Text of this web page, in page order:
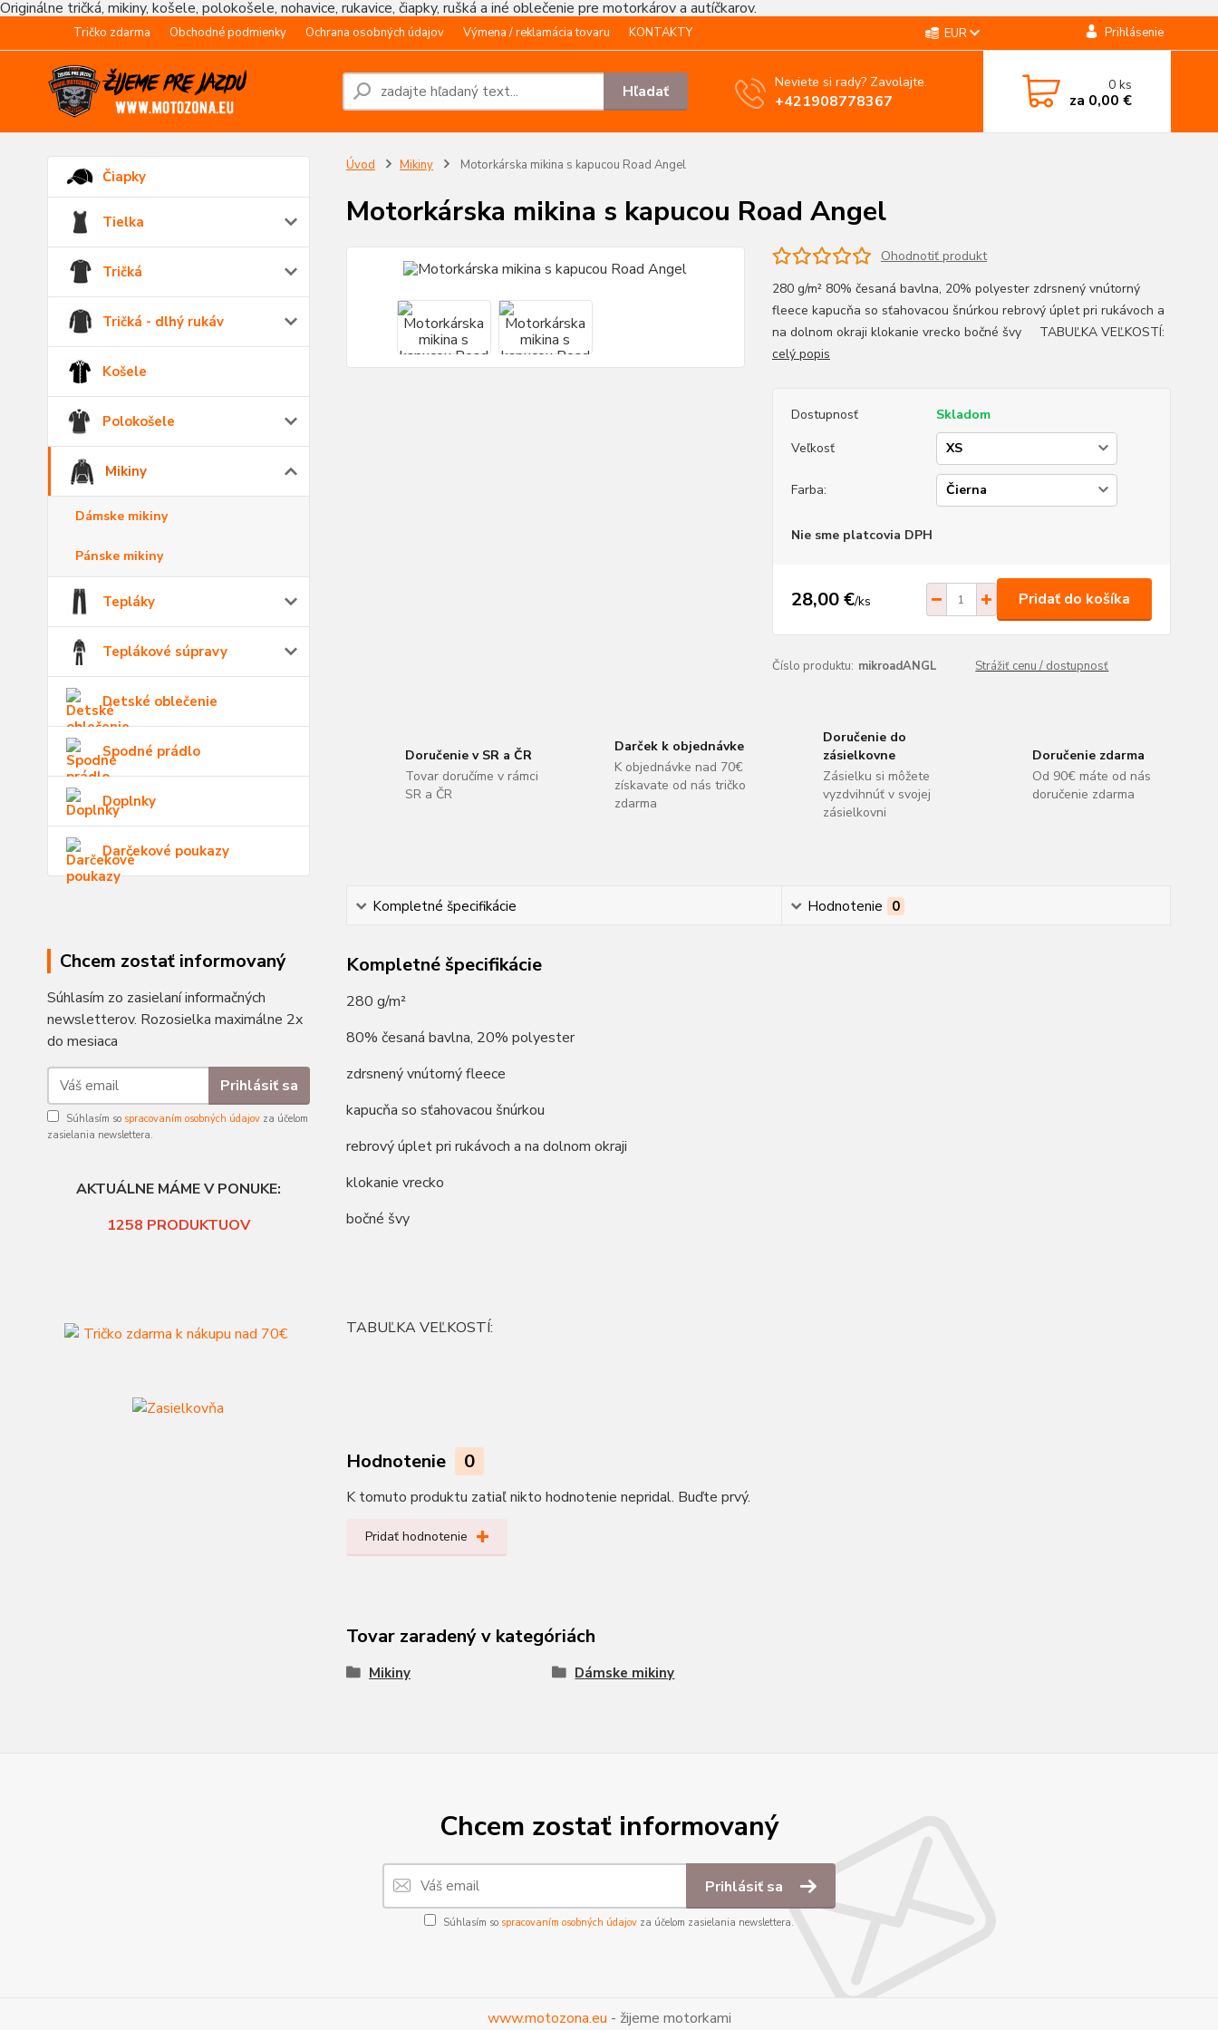
Originálne tričká, mikiny, košele, polokošele, nohavice, rukavice, čiapky, rušká a iné oblečenie pre motorkárov a autíčkarov.
Tričko zdarma Obchodné podmienky Ochrana osobných údajov Výmena / reklamácia tovaru KONTAKTY EUR Prihlásenie
Hľadať Neviete si rady? Zavolajte.
+421908778367
0ks
za 0,00 €
Čiapky
Tielka
Tričká
Tričká - dlhý rukáv
Košele
Polokošele
Mikiny
Dámske mikiny
Pánske mikiny
Tepláky
Teplákové súpravy
Detské oblečenie
Spodné prádlo
Doplnky
Darčekové poukazy
Chcem zostať informovaný
Súhlasím zo zasielaní informačných
newsletterov. Rozosielka maximálne 2x
do mesiaca
Prihlásiť sa
Súhlasím so spracovaním osobných údajov za účelom
zasielania newslettera.
AKTUÁLNE MÁME V PONUKE:
1258 PRODUKTUOV
Úvod Mikiny Motorkárska mikina s kapucou Road Angel
Motorkárska mikina s kapucou Road Angel
Ohodnotiť produkt
280 g/m² 80% česaná bavlna, 20% polyester zdrsnený vnútorný
fleece kapucňa so sťahovacou šnúrkou rebrový úplet pri rukávoch a
na dolnom okraji klokanie vrecko bočné švy TABUĽKA VEĽKOSTÍ:
celý popis
Dostupnosť
Skladom
Veľkosť
Farba:
Nie sme platcovia DPH
28,00 €/ks Pridať do košíka
Číslo produktu: mikroadANGL Strážiť cenu / dostupnosť
Doručenie v SR a ČR
Tovar doručíme v rámci
SR a ČR
Darček k objednávke
K objednávke nad 70€
získavate od nás tričko
zdarma
Doručenie do
zásielkovne
Zásielku si môžete
vyzdvihnúť v svojej
zásielkovni
Doručenie zdarma
Od 90€ máte od nás
doručenie zdarma
Kompletné špecifikácie Hodnotenie 0
Kompletné špecifikácie
280 g/m²
80% česaná bavlna, 20% polyester
zdrsnený vnútorný fleece
kapucňa so sťahovacou šnúrkou
rebrový úplet pri rukávoch a na dolnom okraji
klokanie vrecko
bočné švy
TABUĽKA VEĽKOSTÍ:
Hodnotenie 0
K tomuto produktu zatiaľ nikto hodnotenie nepridal. Buďte prvý.
Pridať hodnotenie
Tovar zaradený v kategóriách
Mikiny Dámske mikiny
Chcem zostať informovaný
Prihlásiť sa
Súhlasím so spracovaním osobných údajov za účelom zasielania newslettera.
www.motozona.eu - žijeme motorkami